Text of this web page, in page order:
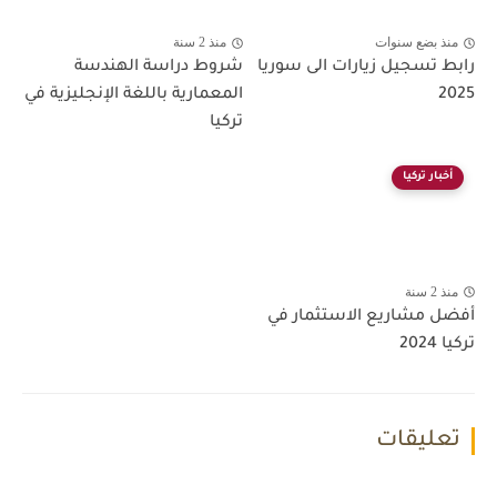
منذ بضع سنوات
رابط تسجيل زيارات الى سوريا
2025
منذ 2 سنة
شروط دراسة الهندسة
المعمارية باللغة الإنجليزية في
تركيا
أخبار تركيا
منذ 2 سنة
أفضل مشاريع الاستثمار في
تركيا 2024
تعليقات